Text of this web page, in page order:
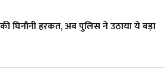
घिनौनी हरकत, अब पुलिस ने उठाया ये बड़ा